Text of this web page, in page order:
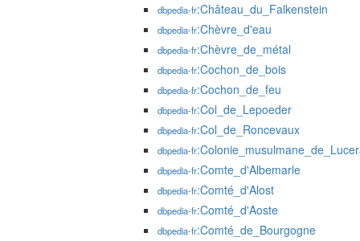
dbpedia-fr:Château_du_Falkenstein
dbpedia-fr:Chèvre_d'eau
dbpedia-fr:Chèvre_de_métal
dbpedia-fr:Cochon_de_bois
dbpedia-fr:Cochon_de_feu
dbpedia-fr:Col_de_Lepoeder
dbpedia-fr:Col_de_Roncevaux
dbpedia-fr
dbpedia-fr:Comte_d'Albemarle
dbpedia-fr:Comté_d'Alost
dbpedia-fr:Comté_d'Aoste
dbpedia-fr:Comté_de_Bourgogne